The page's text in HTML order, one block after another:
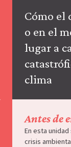
afecte
prestaciones
(como,
ejemplo,
acceder
recursos
Cómo el
o en el
lugar a
clima
Antes de
En esta
crisis